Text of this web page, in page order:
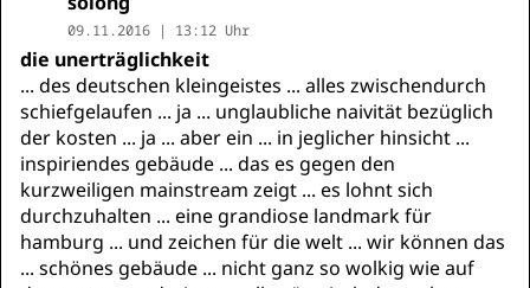
09.11.2016 | 13:12 Uhr
die unerträglichkeit
... des deutschen kleingeistes ... alles zwischendurch
schiefgelaufen ... ja ... unglaubliche naivität bezüglich
der kosten ... ja ... aber ein ... in jeglicher hinsicht ...
inspiriendes gebäude ... das es gegen den
kurzweiligen mainstream zeigt ... es lohnt sich
durchzuhalten ... eine grandiose landmark für
hamburg ... und zeichen für die welt ... wir können das
... schönes gebäude ... nicht ganz so wolkig wie auf